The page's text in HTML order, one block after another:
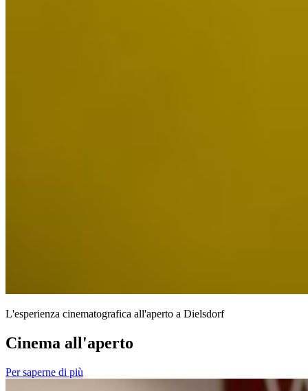
L'esperienza cinematografica all'aperto a Dielsdorf
Cinema all'aperto
Per saperne di più